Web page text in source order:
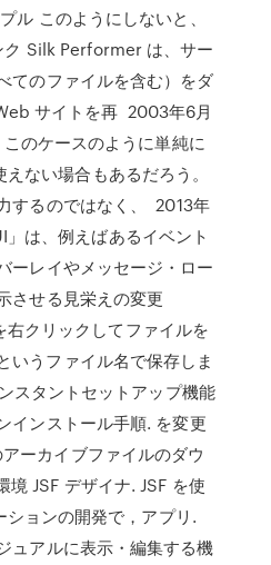
ル このようにしないと、
ク Silk Performer は、サー
てのファイルを含む）をダ
サイトを再 2003年6月
のケースのように単純に
ない場合もあるだろう。
するのではなく、 2013年
は、例えばあるイベント
ーレイやメッセージ・ロー
させる見栄えの変更
クリックしてファイルを
いうファイル名で保存しま
スタントセットアップ機能
インストール手順. を変更
ーカイブファイルのダウ
境 JSF デザイナ. JSF を使
ションの開発で，アプリ.
ュアルに表示・編集する機